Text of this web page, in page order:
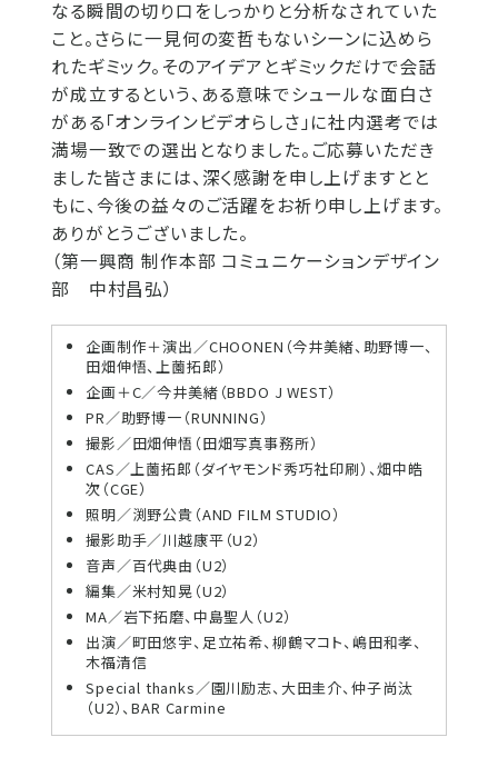
なる瞬間の切り口をしっかりと分析なされていた
こと。さらに一見何の変哲もないシーンに込めら
れたギミック。そのアイデアとギミックだけで会話
が成立するという、ある意味でシュールな面白さ
がある「オンラインビデオらしさ」に社内選考では
満場一致での選出となりました。ご応募いただき
ました皆さまには、深く感謝を申し上げますとと
もに、今後の益々のご活躍をお祈り申し上げます。
ありがとうございました。
（第一興商 制作本部 コミュニケーションデザイン
部 中村昌弘）
企画制作＋演出／CHOONEN（今井美緒、助野博一、
田畑伸悟、上薗拓郎）
企画＋C／今井美緒（BBDO J WEST）
PR／助野博一（RUNNING）
撮影／田畑伸悟（田畑写真事務所）
CAS／上薗拓郎（ダイヤモンド秀巧社印刷）、畑中皓
次（CGE）
照明／渕野公貴（AND FILM STUDIO）
撮影助手／川越康平（U2）
音声／百代典由（U2）
編集／米村知晃（U2）
MA／岩下拓磨、中島聖人（U2）
出演／町田悠宇、足立祐希、柳鶴マコト、嶋田和孝、
木福清信
Special thanks／園川励志、大田圭介、仲子尚汰
（U2）、BAR Carmine